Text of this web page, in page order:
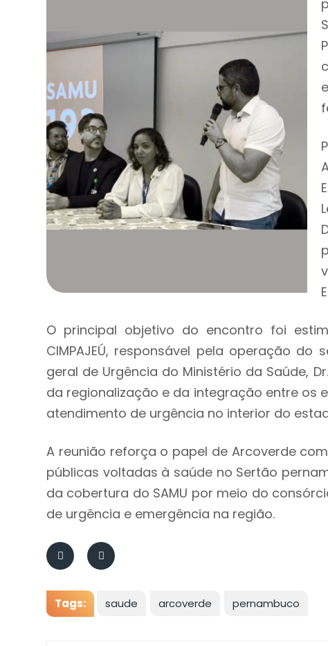
O principal objetivo do encontro foi
CIMPAJEÚ, responsável pela operação
geral de Urgência do Ministério da Saúde,
da regionalização e da integração entre os
atendimento de urgência no interior do
A reunião reforça o papel de Arcoverde
públicas voltadas à saúde no Sertão
da cobertura do SAMU por meio do
de urgência e emergência na região.
Tags: saude arcoverde pernambuco